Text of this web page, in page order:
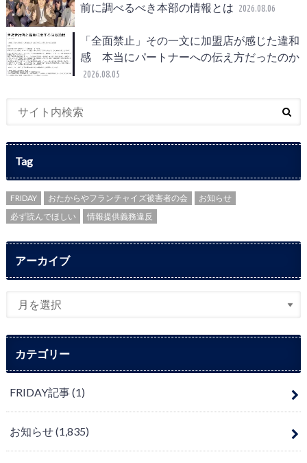
前に調べるべき本部の情報とは 2026.08.06
「全面禁止」その一文に加盟店が感じた違和
感 本当にパートナーへの伝え方だったのか
2026.08.05
Tag
FRIDAY おたからやフランチャイズ被害者の会
お知らせ
必ず読んでほしい
情報提供義務違反
アーカイブ
カテゴリー
FRIDAY記事(1)
お知らせ(1,835)